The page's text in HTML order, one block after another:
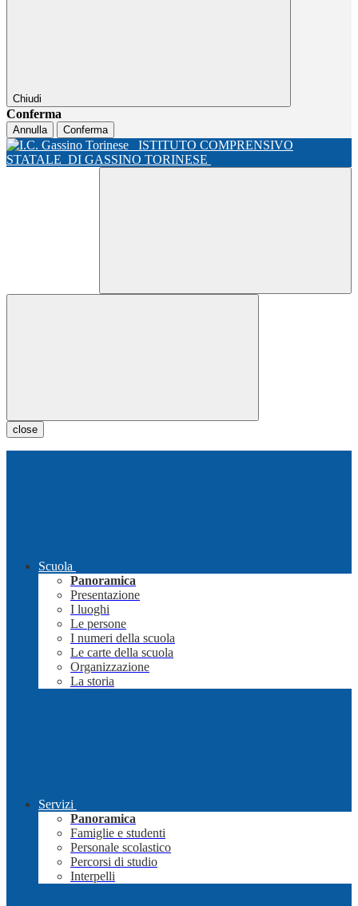
Chiudi
Conferma
Annulla Conferma
ISTITUTO COMPRENSIVO
STATALE DI GASSINO TORINESE
close
Scuola
Panoramica
Presentazione
I luoghi
Le persone
I numeri della scuola
Le carte della scuola
Organizzazione
La storia
Servizi
Panoramica
Famiglie e studenti
Personale scolastico
Percorsi di studio
Interpelli